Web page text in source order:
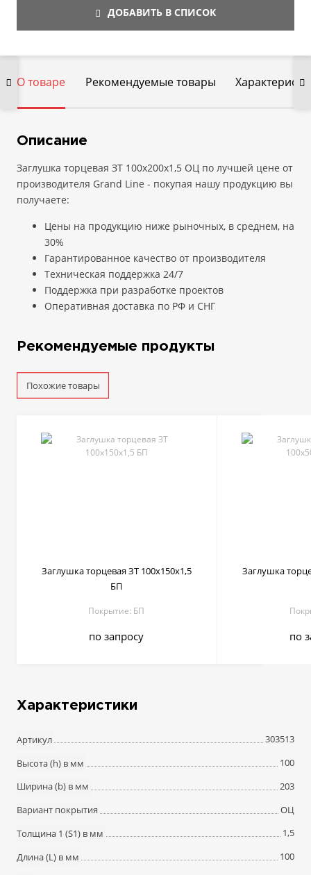
ДОБАВИТЬ В СПИСОК
О товаре Рекомендуемые товары
Описание
Заглушка торцевая ЗТ 100х200х1,5 ОЦ по лучшей цене от
производителя Grand Line - покупая нашу продукцию вы
получаете:
Цены на продукцию ниже рыночных, в среднем, на
30%
Гарантированное качество от производителя
Техническая поддержка 24/7
Поддержка при разработке проектов
Оперативная доставка по РФ и СНГ
Рекомендуемые продукты
Похожие товары
Заглушка торцевая ЗТ 100х150х1,5
БП
Покрытие: БП
по запросу
Заглушка
по
Характеристики
Артикул
303513
Высота (h) в мм
100
Ширина (b) в мм
203
Вариант покрытия
ОЦ
Толщина 1 (S1) в мм
1,5
Длина (L) в мм
100